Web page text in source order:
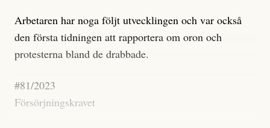
Arbetaren har noga följt utvecklingen och var också
den första tidningen att rapportera om oron och
protesterna bland de drabbade.
#81/2023
Försörjningskravet